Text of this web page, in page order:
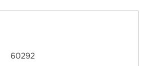
60292